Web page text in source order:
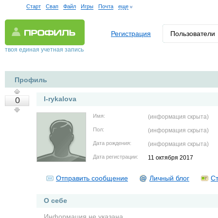
Старт Свап Файл Игры Почта еще
твоя единая учетная запись
Регистрация Пользователи
Профиль
0 l-rykalova
Имя: (информация скрыта)
Пол: (информация скрыта)
Дата рождения: (информация скрыта)
Дата регистрации: 11 октября 2017
Отправить сообщение Личный блог
О себе